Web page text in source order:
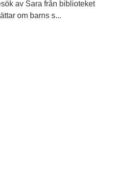
av Sara från biblioteket
om barns s...